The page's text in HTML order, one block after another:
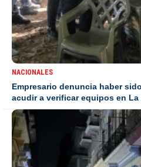
NACIONALES
Empresario denuncia haber
acudir a verificar equipos en La